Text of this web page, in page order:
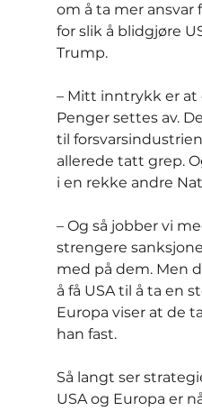
om å ta mer ansvar
for slik å blidgjøre
Trump.
– Mitt inntrykk er
Penger settes av.
til
allerede tatt grep.
i en rekke andre
– Og så jobber vi
strengere
med på dem. Men
å få USA til å ta en
Europa viser at de
han fast.
Så langt ser
USA og Europa er